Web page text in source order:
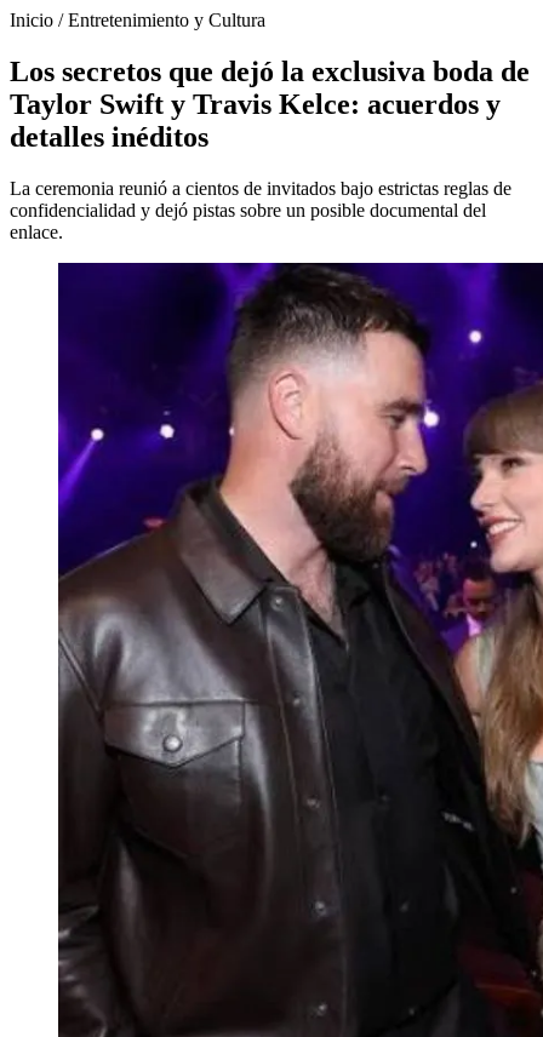
Inicio /Entretenimiento y Cultura
Los secretos que dejó la exclusiva boda de
Taylor Swift y Travis Kelce: acuerdos y
detalles inéditos
La ceremonia reunió a cientos de invitados bajo estrictas reglas de
confidencialidad y dejó pistas sobre un posible documental del
enlace.